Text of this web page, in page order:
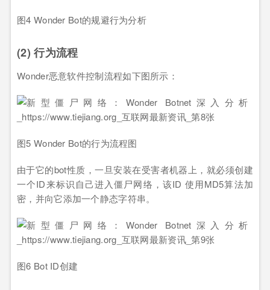
图4 Wonder Bot的规避行为分析
(2) 行为流程
Wonder恶意软件控制流程如下图所示：
图5 Wonder Bot的行为流程图
由于它的bot性质，一旦安装在受害者机器上，就必须创建
一个ID来标识自己进入僵尸网络，该ID 使用MD5算法加
密，并向它添加一个静态字符串。
图6 Bot ID创建